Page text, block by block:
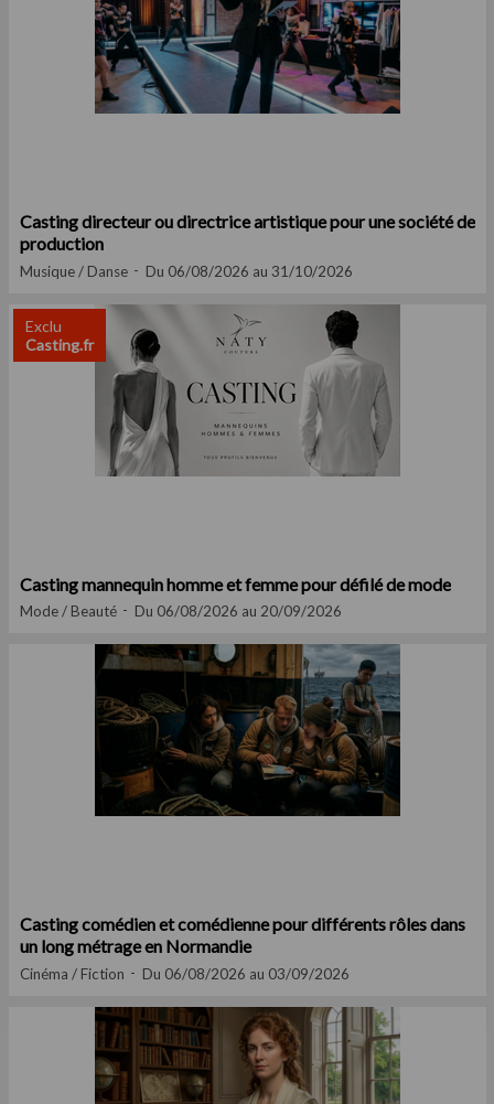
Casting directeur ou directrice artistique pour une société de
production
Musique / Danse Du 06/08/2026 au 31/10/2026
Exclu
Casting.fr
Casting mannequin homme et femme pour défilé de mode
Mode / Beauté Du 06/08/2026 au 20/09/2026
Casting comédien et comédienne pour différents rôles dans
un long métrage en Normandie
Cinéma / Fiction Du 06/08/2026 au 03/09/2026